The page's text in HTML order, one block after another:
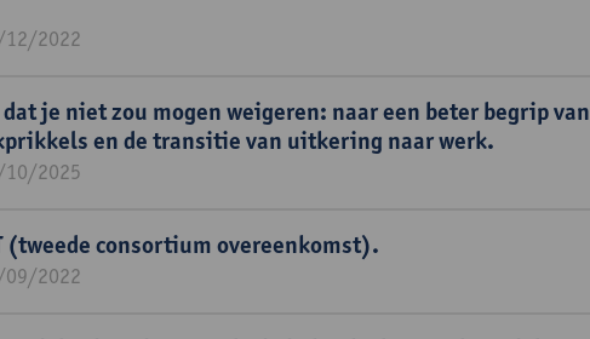
2022
dat je niet zou mogen weigeren: naar een beter begrip van
en de transitie van uitkering naar werk.
2025
(tweede consortium overeenkomst).
2022